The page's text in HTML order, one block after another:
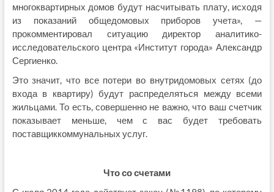
многоквартирных домов будут насчитывать плату, исходя
из показаний общедомовых приборов учета», —
прокомментировал ситуацию директор аналитико-
исследовательского центра «Институт города» Александр
Сергиенко.
Это значит, что все потери во внутридомовых сетях (до
входа в квартиру) будут распределяться между всеми
жильцами. То есть, совершенно не важно, что ваш счетчик
показывает меньше, чем с вас будет требовать
поставщиккоммунальных услуг.
Что со счетами